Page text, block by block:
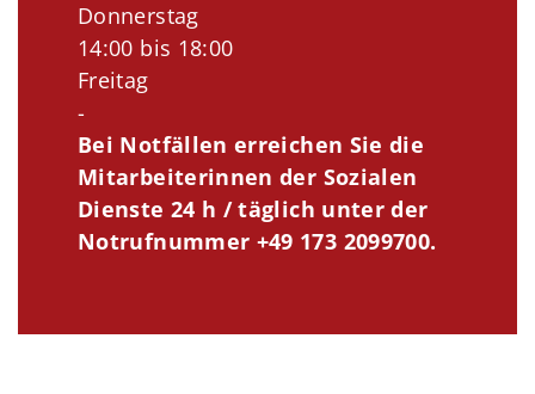
Donnerstag
14:00 bis 18:00
Freitag
-
Bei Notfällen erreichen Sie die
Mitarbeiterinnen der Sozialen
Dienste 24 h / täglich unter der
Notrufnummer +49 173 2099700.